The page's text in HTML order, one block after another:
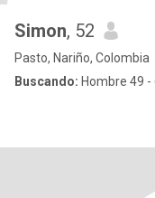
Simon, 52
Pasto, Nariño, Colombia
Buscando: Hombre 49 -